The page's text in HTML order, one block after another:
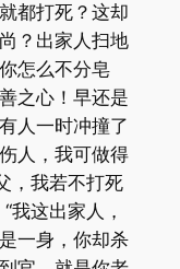
都打死？这却
？出家人扫地
怎么不分皂
之心！早还是
人一时冲撞了
人，我可做得
，我若不打死
我这出家人，
一身，你却杀